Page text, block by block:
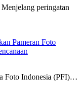
peringatan
Pameran Foto
Foto Indonesia (PFI)…